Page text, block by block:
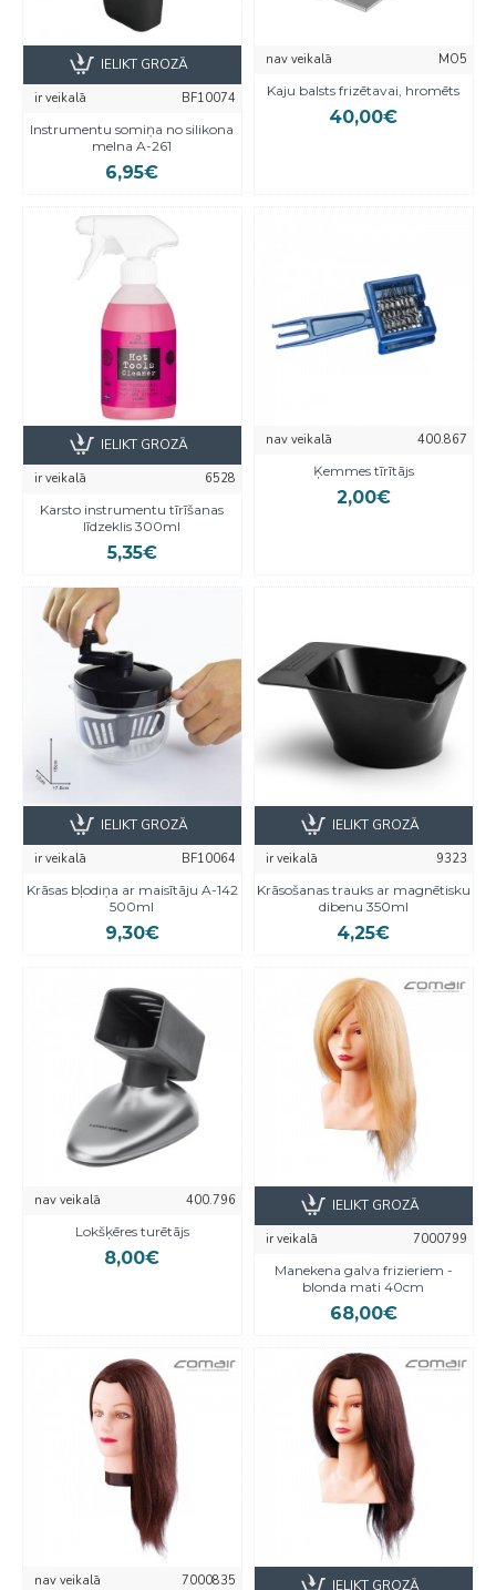
ir veikalā
BF10074
Instrumentu somiņa no silikona
melna A-261
6,95€
IELIKT GROZĀ nav veikalā
MO5
Kaju balsts frizētavai, hromēts
40,00€
ir veikalā
6528
Karsto instrumentu tīrīšanas
līdzeklis 300ml
5,35€
IELIKT GROZĀ nav veikalā
400.867
Ķemmes tīrītājs
2,00€
ir veikalā
BF10064
Krāsas bļodiņa ar maisītāju A-142
500ml
9,30€
IELIKT GROZĀ
ir veikalā
9323
Krāsošanas trauks ar magnētisku
dibenu 350ml
4,25€
IELIKT GROZĀ
nav veikalā
400.796
Lokšķēres turētājs
8,00€
ir veikalā
7000799
Manekena galva frizieriem -
blonda mati 40cm
68,00€
IELIKT GROZĀ
nav veikalā 7000835 IELIKT GROZĀ